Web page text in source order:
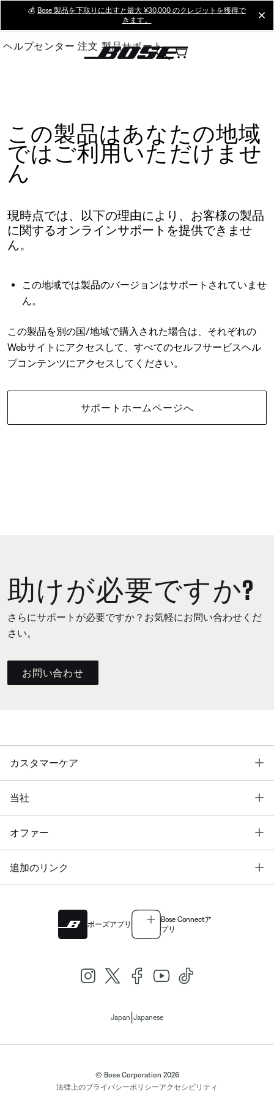
Main
💰 Bose 製品を下取りに出すと最大 ¥30,000 のクレジットを獲得で
きます。
ヘルプセンター 注文 製品サポート
この製品はあなたの地域
ではご利用いただけませ
ん
現時点では、以下の理由により、お客様の製品
に関するオンラインサポートを提供できませ
ん。
この地域では製品のバージョンはサポートされていませ
ん。
この製品を別の国/地域で購入された場合は、それぞれの
Webサイトにアクセスして、すべてのセルフサービスヘル
プコンテンツにアクセスしてください。
サポートホームページへ
助けが必要ですか?
さらにサポートが必要ですか？お気軽にお問い合わせくだ
さい。
お問い合わせ
カスタマーケア
当社
オファー
追加のリンク
ボーズアプリ
Bose Connectア
プリ
Japan Japanese
© Bose Corporation 2026
法律上のプライバシーポリシーアクセシビリティ